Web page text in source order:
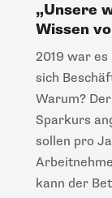
„Unsere
Wissen
2019 war
sich
Warum?
Sparkurs
sollen pro
kann der